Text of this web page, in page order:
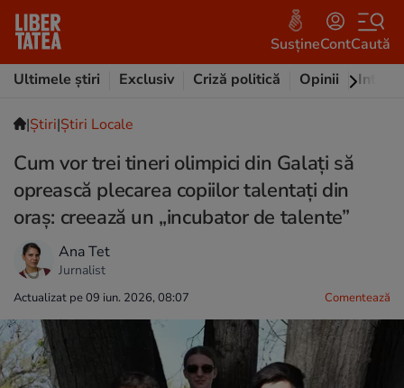
SusțineContCaută
Ultimele știri
Exclusiv Criză politică Opinii
|Ştiri|Știri Locale
Cum vor trei tineri olimpici din Galați să
oprească plecarea copiilor talentați din
oraș: creează un „incubator de talente”
Ana Tet
Jurnalist
Actualizat pe 09 iun. 2026, 08:07 Comentează